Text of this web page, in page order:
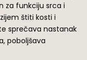
za funkciju srca i
štiti kosti i
sprečava nastanak
poboljšava